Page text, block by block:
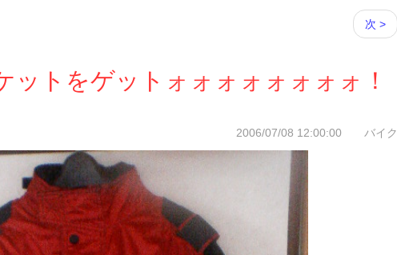
次 >
ットをゲットォォォォォォォォ！
2006/07/08 12:00:00 バイク